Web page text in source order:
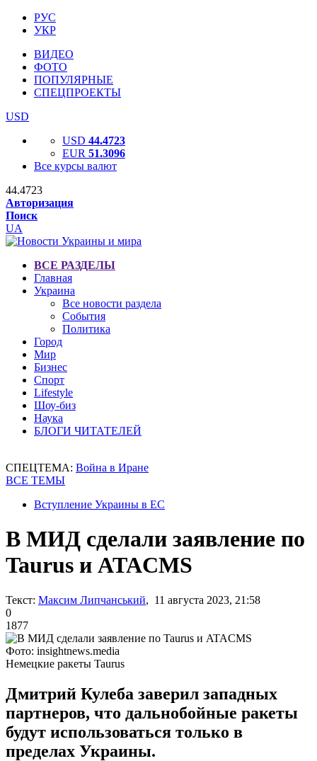
РУС
УКР
ВИДЕО
ФОТО
ПОПУЛЯРНЫЕ
СПЕЦПРОЕКТЫ
USD
USD 44.4723
EUR 51.3096
Все курсы валют
44.4723
Авторизация
Поиск
UA
ВСЕ РАЗДЕЛЫ
Главная
Украина
Все новости раздела
События
Политика
Город
Мир
Бизнес
Спорт
Lifestyle
Шоу-биз
Наука
БЛОГИ ЧИТАТЕЛЕЙ
СПЕЦТЕМА: Война в Иране
ВСЕ ТЕМЫ
Вступление Украины в ЕС
В МИД сделали заявление по
Taurus и ATACMS
Текст: Максим Липчанський, 11 августа 2023, 21:58
0
1877
Фото: insightnews.media
Немецкие ракеты Taurus
Дмитрий Кулеба заверил западных
партнеров, что дальнобойные ракеты
будут использоваться только в
пределах Украины.